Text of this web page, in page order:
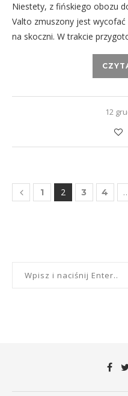
Niestety, z fińskiego obozu
Valto zmuszony jest
na skoczni. W trakcie
12
1 2 3 4